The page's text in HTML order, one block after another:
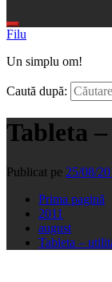
Filu
Un simplu om!
Caută după:
Tableta
Publicat pe 25/08/
Prima pagină
2011
august
Tableta –